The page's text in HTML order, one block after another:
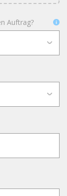
Auftrag?